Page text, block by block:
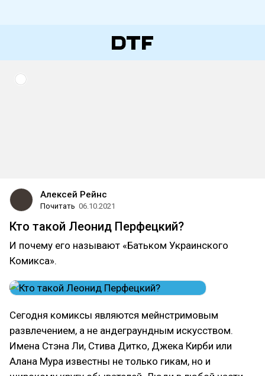
Алексей Рейнс
Почитать 06.10.2021
Кто такой Леонид Перфецкий?
И почему его называют «Батьком Украинского
Комикса»‎.
Сегодня комиксы являются мейнстримовым
развлечением, а не андеграундным искусством.
Имена Стэна Ли, Стива Дитко, Джека Кирби или
Алана Мура известны не только гикам, но и